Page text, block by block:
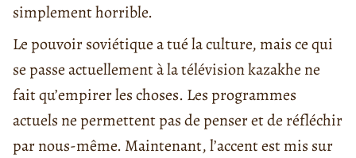
simplement horrible.
Le pouvoir soviétique a tué la culture, mais ce qui
se passe actuellement à la télévision kazakhe ne
fait qu’empirer les choses. Les programmes
actuels ne permettent pas de penser et de réfléchir
par nous-même. Maintenant, l’accent est mis sur